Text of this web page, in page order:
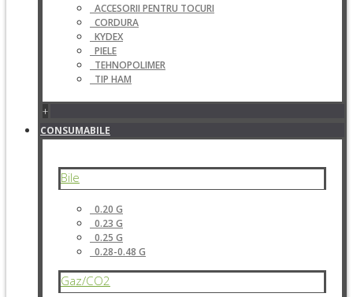
ACCESORII PENTRU TOCURI
CORDURA
KYDEX
PIELE
TEHNOPOLIMER
TIP HAM
+
CONSUMABILE
Bile
0.20 G
0.23 G
0.25 G
0.28-0.48 G
Gaz/CO2